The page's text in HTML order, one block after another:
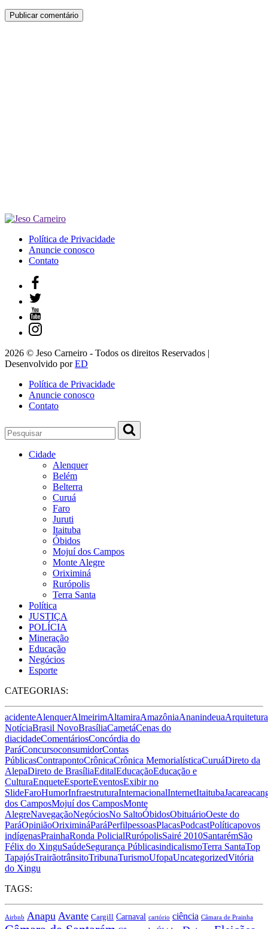
Política de Privacidade
Anuncie conosco
Contato
2026 © Jeso Carneiro - Todos os direitos Reservados |
Desenvolvido porED
Política de Privacidade
Anuncie conosco
Contato
Cidade
Alenquer
Belém
Belterra
Curuá
Faro
Juruti
Itaituba
Óbidos
Mojuí dos Campos
Monte Alegre
Oriximiná
Rurópolis
Terra Santa
Política
JUSTIÇA
POLÍCIA
Mineração
Educação
Negócios
Esporte
CATEGORIAS:
acidenteAlenquerAlmeirimAltamiraAmazôniaAnanindeuaArquitetura
NotíciaBrasil NovoBrasíliaCametáCenas do
diacidadeComentáriosConcórdia do
ParáConcursoconsumidorContas
PúblicasContrapontoCrônicaCrônica MemorialísticaCuruáDireto da
AlepaDireto de BrasíliaEditalEducaçãoEducação e
CulturaEnqueteEsporteEventosExibir no
SlideFaroHumorInfraestruturaInternacionalInternetItaituba
dos CamposMojuí dos CamposMonte
AlegreNavegaçãoNegóciosNo SaltoÓbidosObituárioOeste do
ParáOpiniãoOriximináParáPerfilpessoasPlacasPodcastPolíticapovos
indígenasPrainhaRonda PolicialRurópolisSairé 2010SantarémSão
Félix do XinguSaúdeSegurança PúblicasindicalismoTerra SantaTop
TapajósTrairãotrânsitoTribunaTurismoUfopaUncategorizedVitória
do Xingu
TAGS:
Airbnb Anapu Avante Cargill Carnaval cartório ciência Câmara de Prainha